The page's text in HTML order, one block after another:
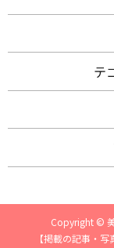
テ
Copyright ©
【掲載の記事・